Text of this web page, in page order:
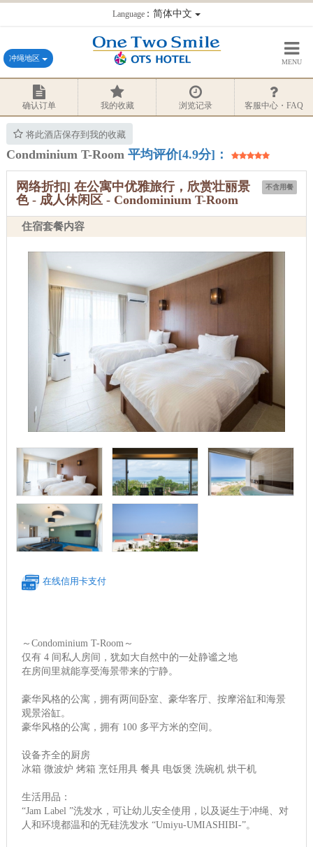
Language：简体中文
冲绳地区 MENU
确认订单 我的收藏 浏览记录 客服中心・FAQ
将此酒店保存到我的收藏
Condminium T-Room 平均评价[4.9分]：
不含用餐
网络折扣] 在公寓中优雅旅行，欣赏壮丽景
色 - 成人休闲区 - Condominium T-Room
住宿套餐内容
在线信用卡支付
～Condominium T-Room～
仅有 4 间私人房间，犹如大自然中的一处静谧之地
在房间里就能享受海景带来的宁静。
豪华风格的公寓，拥有两间卧室、豪华客厅、按摩浴缸和海景
观景浴缸。
豪华风格的公寓，拥有 100 多平方米的空间。
设备齐全的厨房
冰箱 微波炉 烤箱 烹饪用具 餐具 电饭煲 洗碗机 烘干机
生活用品：
“Jam Label ”洗发水，可让幼儿安全使用，以及诞生于冲绳、对
人和环境都温和的无硅洗发水 “Umiyu-UMIASHIBI-”。